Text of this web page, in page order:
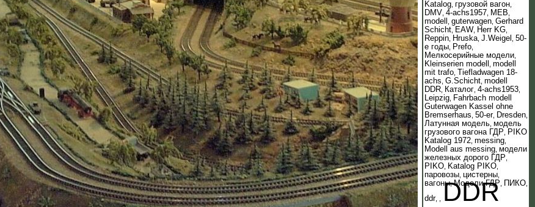
Katalog грузовой вагон
DMV 4-achs1957 MEB
modell guterwagen Gerhard
Schicht EAW Herr KG
Reppin Hruska J.Weigel 50-
е годы Prefo
Мелкосерийные модели
Kleinserien modell
modell
mit trafo Tiefladwagen 18-
achs G.Schicht modell
DDR Каталог 4-achs1953
Leipzig Fahrbach modell
Guterwagen Kassel ohne
Bremserhaus 50-er, Dresden
Латунная модель модель
грузового вагона ГДР PIKO
Katalog 1972 messing
Modell aus messing модели
железных дорого ГДР
PIKO Katalog PIKO
паровозы цистерны
вагоны,Модели ГДР ПИКО
ddr, DDR